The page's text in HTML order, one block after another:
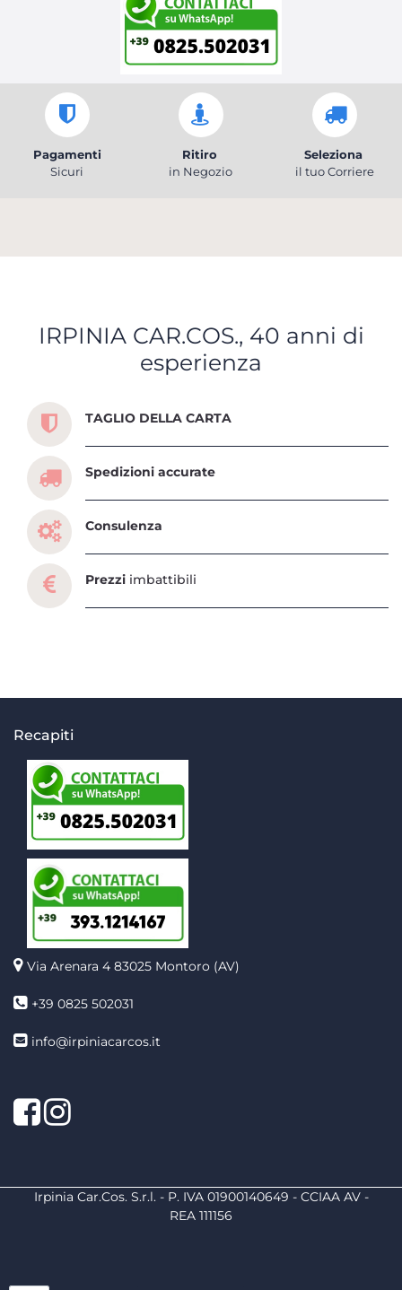
Pagamenti
Sicuri
Ritiro
in Negozio
Seleziona
il tuo Corriere
IRPINIA CAR.COS., 40 anni di
esperienza
Scopri tutti i servizi che ti abbiamo dedicato
TAGLIO DELLA CARTA
Spedizioni accurate
Consulenza
Prezzi imbattibili
Recapiti
Via Arenara 4 83025 Montoro (AV)
+39 0825 502031
info@irpiniacarcos.it
FacebookInstagram
Irpinia Car.Cos. S.r.l. - P. IVA 01900140649 - CCIAA AV -
REA 111156